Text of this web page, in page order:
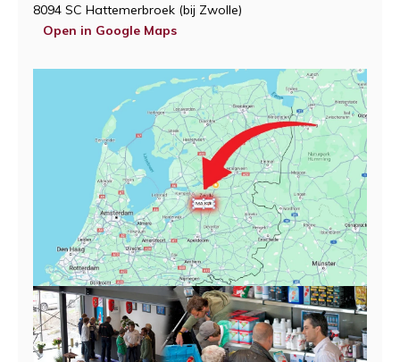
8094 SC Hattemerbroek (bij Zwolle)
Open in Google Maps